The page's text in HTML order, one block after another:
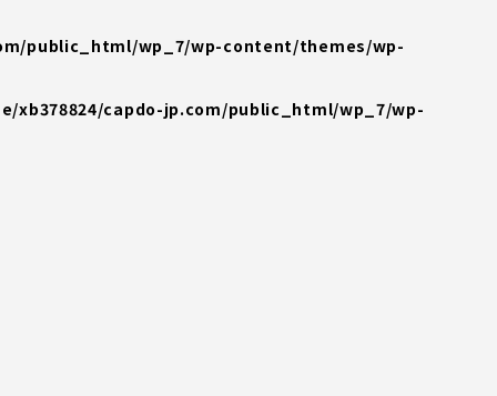
public_html/wp_7/wp-content/themes/wp-
xb378824/capdo-jp.com/public_html/wp_7/wp-